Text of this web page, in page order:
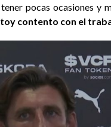
pocas ocasiones y
contento con el